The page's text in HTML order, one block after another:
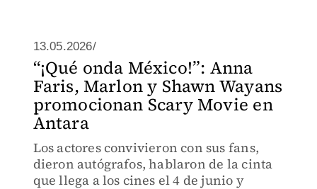
13.05.2026/
“¡Qué onda México!”: Anna
Faris, Marlon y Shawn Wayans
promocionan Scary Movie en
Antara
Los actores convivieron con sus fans,
dieron autógrafos, hablaron de la cinta
que llega a los cines el 4 de junio y